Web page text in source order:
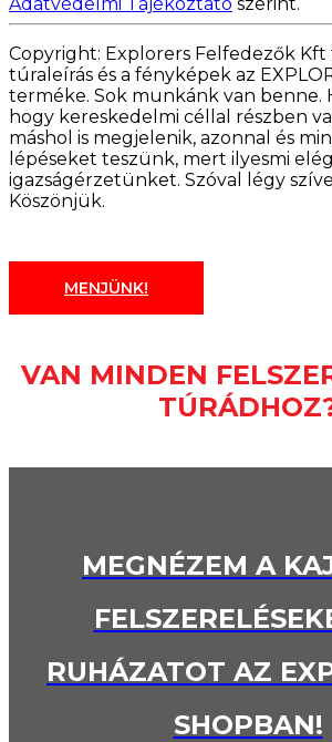
Copyright: Explorers Felfedezők Kft
túraleírás és a fényképek az
terméke. Sok munkánk van benne.
hogy kereskedelmi céllal részben
máshol is megjelenik, azonnal és
lépéseket teszünk, mert ilyesmi
igazságérzetünket. Szóval légy
Köszönjük.
MENJÜNK!
VAN MINDEN
MEGNÉZEM A
RUHÁZATOT AZ
SHOPBAN!